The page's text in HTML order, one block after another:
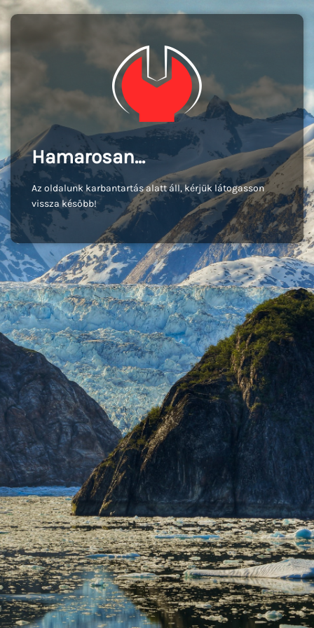
Hamarosan...
Az oldalunk karbantartás alatt áll, kérjük látogasson
vissza később!